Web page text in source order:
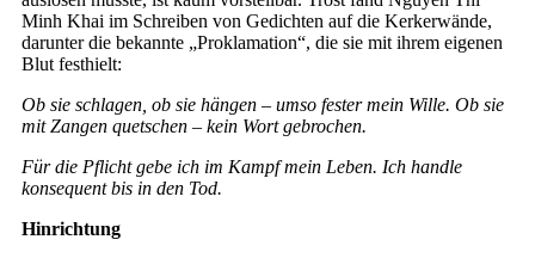
Minh Khai im Schreiben von Gedichten auf die Kerkerwände,
darunter die bekannte „Proklamation“, die sie mit ihrem eigenen
Blut festhielt:
Ob sie schlagen, ob sie hängen – umso fester mein Wille. Ob sie
mit Zangen quetschen – kein Wort gebrochen.
Für die Pflicht gebe ich im Kampf mein Leben. Ich handle
konsequent bis in den Tod.
Hinrichtung